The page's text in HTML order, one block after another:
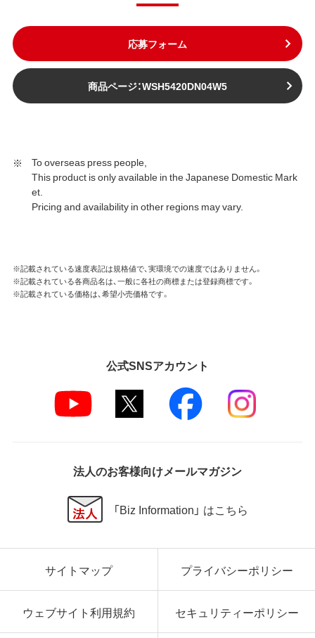
応募フォーム
商品ページ：WSH5420DN04W5
To overseas press people,
This product is only available in the Japanese Domestic Mark
et.
Pricing and availability in other regions may vary.
※記載されている速度表記は規格値で、実環境での速度ではありません。
※記載されている各商品名は、一般に各社の商標または登録商標です。
※記載されている価格は、希望小売価格です。
公式SNSアカウント
法人のお客様向けメールマガジン
「Biz Information」 はこちら
サイトマップ プライバシーポリシー
ウェブサイト利用規約 セキュリティーポリシー